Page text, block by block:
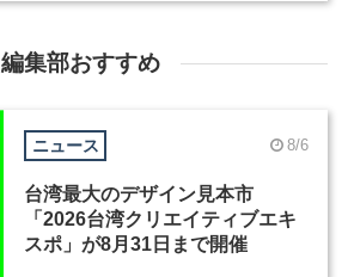
編集部おすすめ
ニュース 8/6
台湾最大のデザイン見本市
「2026台湾クリエイティブエキ
スポ」が8月31日まで開催